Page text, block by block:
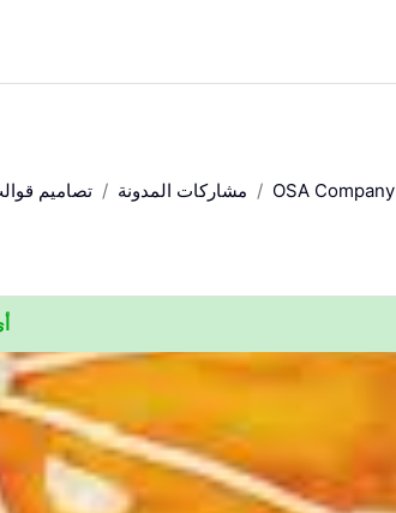
OSA Company مشاركات المدونة تصاميم